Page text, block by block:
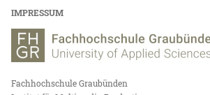
IMPRESSUM
Fachhochschule Graubünden